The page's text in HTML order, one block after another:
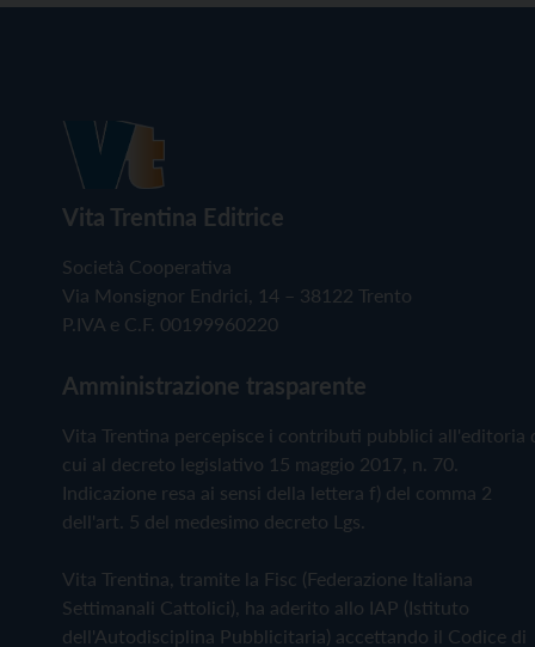
Vita Trentina Editrice
Società Cooperativa
Via Monsignor Endrici, 14 – 38122 Trento
P.IVA e C.F. 00199960220
Amministrazione trasparente
Vita Trentina percepisce i contributi pubblici all'editoria
cui al decreto legislativo 15 maggio 2017, n. 70.
Indicazione resa ai sensi della lettera f) del comma 2
dell'art. 5 del medesimo decreto Lgs.
Vita Trentina, tramite la Fisc (Federazione Italiana
Settimanali Cattolici), ha aderito allo IAP (Istituto
dell'Autodisciplina Pubblicitaria) accettando il Codice di